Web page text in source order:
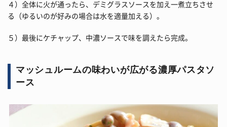
４）全体に火が通ったら、デミグラスソースを加え一煮立ちさせ
る（ゆるいのが好みの場合は水を適量加える）。
５）最後にケチャップ、中濃ソースで味を調えたら完成。
マッシュルームの味わいが広がる濃厚パスタソ
ース